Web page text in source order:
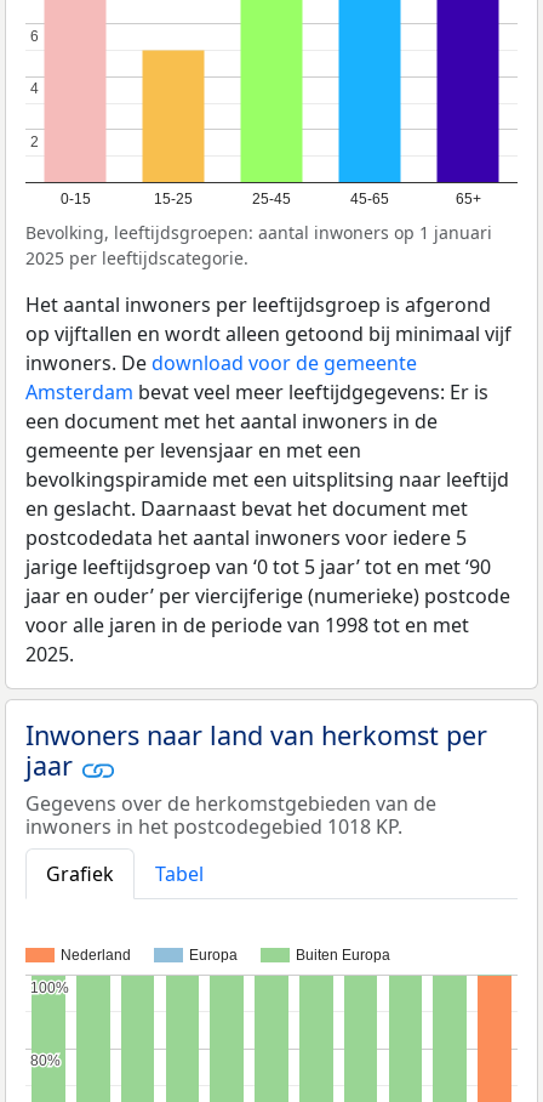
0-15 15-25 25-45 45-65 65+
2
2
4
4
6
6
Bevolking, leeftijdsgroepen: aantal inwoners op 1 januari
2025 per leeftijdscategorie.
Het aantal inwoners per leeftijdsgroep is afgerond
op vijftallen en wordt alleen getoond bij minimaal vijf
inwoners. Dedownload voor de gemeente
Amsterdam bevat veel meer leeftijdgegevens: Er is
een document met het aantal inwoners in de
gemeente per levensjaar en met een
bevolkingspiramide met een uitsplitsing naar leeftijd
en geslacht. Daarnaast bevat het document met
postcodedata het aantal inwoners voor iedere 5
jarige leeftijdsgroep van ‘0 tot 5 jaar’ tot en met ‘90
jaar en ouder’ per viercijferige (numerieke) postcode
voor alle jaren in de periode van 1998 tot en met
2025.
Inwoners naar land van herkomst per
jaar
Gegevens over de herkomstgebieden van de
inwoners in het postcodegebied 1018 KP.
Grafiek
Tabel
Nederland Europa Buiten Europa
80%
80%
100%
100%